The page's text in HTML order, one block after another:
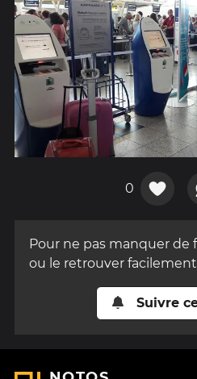
0
Pour ne pas manquer de
ou le retrouver
Suivre